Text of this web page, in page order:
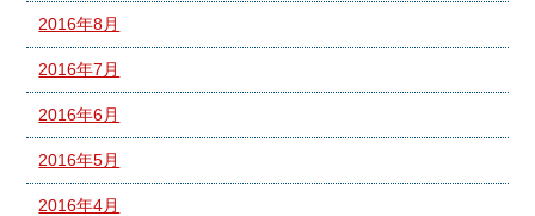
2016年8月
2016年7月
2016年6月
2016年5月
2016年4月